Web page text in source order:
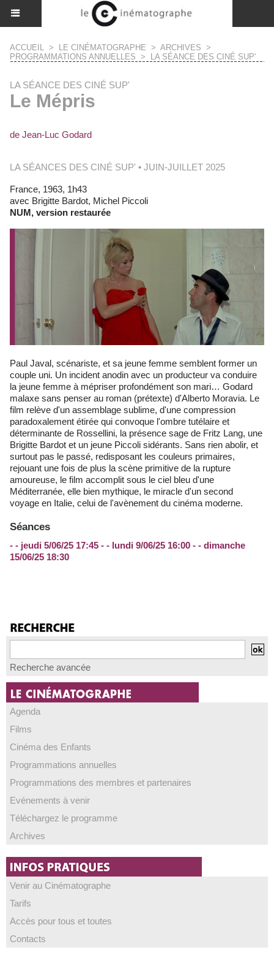
ACCUEIL > LE CINÉMATOGRAPHE > ARCHIVES >
PROGRAMMATIONS ANNUELLES > LA SÉANCE DES CINÉ SUP'
LA SÉANCE DES CINÉ SUP'
Le Mépris
de Jean-Luc Godard
LA SÉANCES DES CINÉ SUP' • JUIN-JUILLET 2025
France, 1963, 1h43
avec Brigitte Bardot, Michel Piccoli
NUM, version restaurée
Paul Javal, scénariste, et sa jeune femme semblent former un
couple uni. Un incident anodin avec un producteur va conduire
la jeune femme à mépriser profondément son mari… Godard
malaxe sans penser au roman (prétexte) d'Alberto Moravia. Le
film relève d'un assemblage sublime, d'une compression
paradoxalement étirée qui convoque l'ombre tutélaire et
déterminante de Rossellini, la présence sage de Fritz Lang, une
Brigitte Bardot et un jeune Piccoli sidérants. Sans rien abolir, et
surtout pas le passé, redisposant les couleurs primaires,
rejouant une fois de plus la scène primitive de la rupture
amoureuse, le film accomplit sous le ciel bleu d'une
Méditerranée, elle bien mythique, le miracle d'un second
voyage en Italie, celui de l'avènement du cinéma moderne.
Séances
- - jeudi 5/06/25 17:45 - - lundi 9/06/25 16:00 - - dimanche
15/06/25 18:30
Recherche avancée
Agenda
Films
Cinéma des Enfants
Programmations annuelles
Programmations des membres et partenaires
Evénements à venir
Téléchargez le programme
Archives
Venir au Cinématographe
Tarifs
Accès pour tous et toutes
Contacts